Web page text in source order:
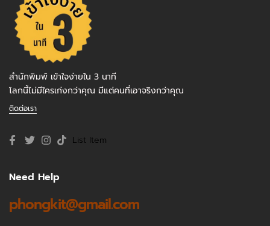
สำนักพิมพ์ เข้าใจง่ายใน 3 นาที
โลกนี้ไม่มีใครเก่งกว่าคุณ มีแต่คนที่เอาจริงกว่าคุณ
ติดต่อเรา
List Item
Need Help
phongkit@gmail.com